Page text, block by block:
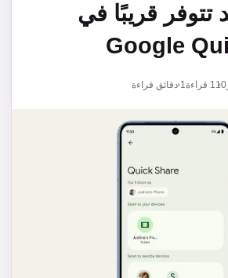
تتوفر قريبًا في
Google
110 قراءة1 دقائق قراءة